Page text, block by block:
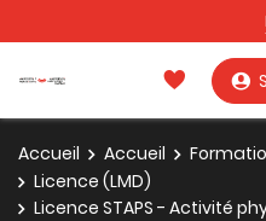
Accueil Accueil
Licence (LMD)
Licence STAPS - Activité